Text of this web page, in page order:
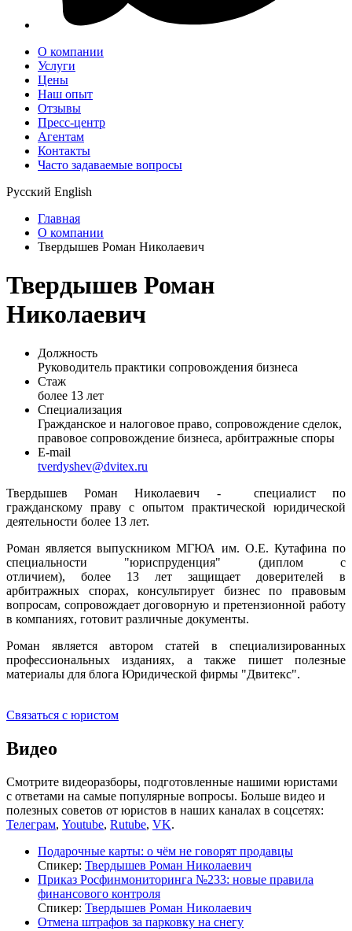
О компании
Услуги
Цены
Наш опыт
Отзывы
Пресс-центр
Агентам
Контакты
Часто задаваемые вопросы
Русский English
Главная
О компании
Твердышев Роман Николаевич
Твердышев Роман
Николаевич
Должность
Руководитель практики сопровождения бизнеса
Стаж
более 13 лет
Специализация
Гражданское и налоговое право, сопровождение сделок,
правовое сопровождение бизнеса, арбитражные споры
E-mail
tverdyshev@dvitex.ru
Твердышев Роман Николаевич - специалист по
гражданскому праву с опытом практической юридической
деятельности более 13 лет.
Роман является выпускником МГЮА им. О.Е. Кутафина по
специальности "юриспруденция" (диплом с
отличием), более 13 лет защищает доверителей в
арбитражных спорах, консультирует бизнес по правовым
вопросам, сопровождает договорную и претензионной работу
в компаниях, готовит различные документы.
Роман является автором статей в специализированных
профессиональных изданиях, а также пишет полезные
материалы для блога Юридической фирмы "Двитекс".
Связаться с юристом
Видео
Смотрите видеоразборы, подготовленные нашими юристами
с ответами на самые популярные вопросы. Больше видео и
полезных советов от юристов в наших каналах в соцсетях:
Телеграм, Youtube, Rutube, VK.
Подарочные карты: о чём не говорят продавцы
Спикер: Твердышев Роман Николаевич
Приказ Росфинмониторинга №233: новые правила
финансового контроля
Спикер: Твердышев Роман Николаевич
Отмена штрафов за парковку на снегу